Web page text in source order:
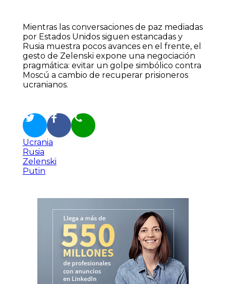
Mientras las conversaciones de paz mediadas
por Estados Unidos siguen estancadas y
Rusia muestra pocos avances en el frente, el
gesto de Zelenski expone una negociación
pragmática: evitar un golpe simbólico contra
Moscú a cambio de recuperar prisioneros
ucranianos.
Ucrania
Rusia
Zelenski
Putin